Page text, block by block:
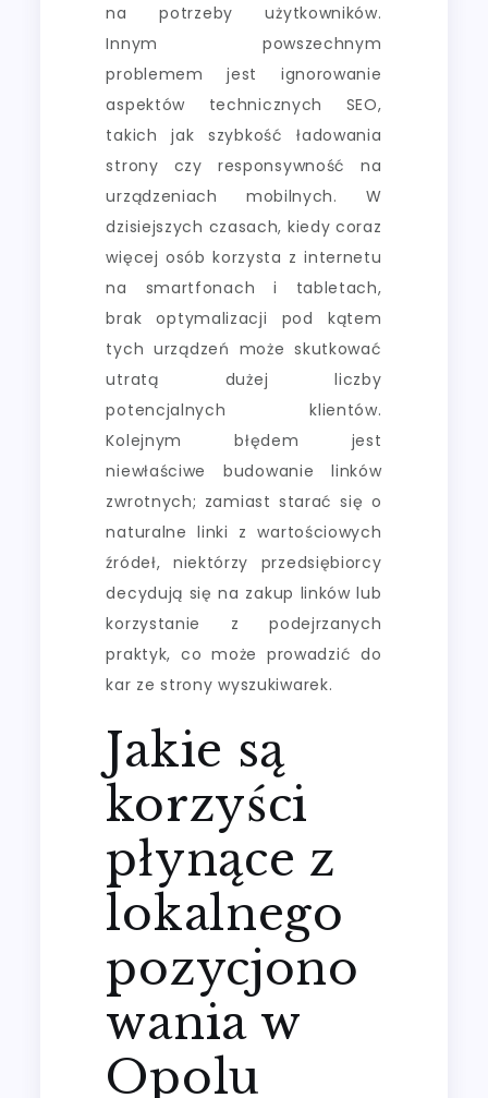
na potrzeby użytkowników.
Innym powszechnym
problemem jest ignorowanie
aspektów technicznych SEO,
takich jak szybkość ładowania
strony czy responsywność na
urządzeniach mobilnych. W
dzisiejszych czasach, kiedy coraz
więcej osób korzysta z internetu
na smartfonach i tabletach,
brak optymalizacji pod kątem
tych urządzeń może skutkować
utratą dużej liczby
potencjalnych klientów.
Kolejnym błędem jest
niewłaściwe budowanie linków
zwrotnych; zamiast starać się o
naturalne linki z wartościowych
źródeł, niektórzy przedsiębiorcy
decydują się na zakup linków lub
korzystanie z podejrzanych
praktyk, co może prowadzić do
kar ze strony wyszukiwarek.
Jakie są
korzyści
płynące z
lokalnego
pozycjono
wania w
Opolu